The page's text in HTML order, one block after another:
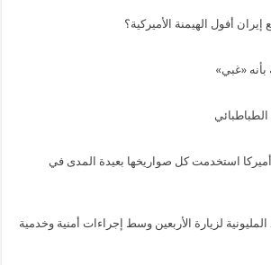
أفول الهيمنة الأميركية؟
«غبي»
أميركا استخدمت كل صواريخها بعيدة المدى في
لزيارة الأربعين وسط إجراءات أمنية وخدمية